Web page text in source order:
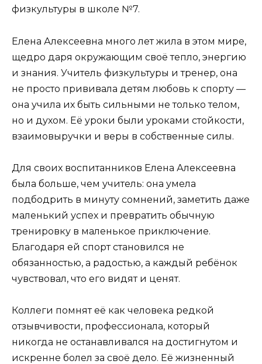
физкультуры в школе №7.
Елена Алексеевна много лет жила в этом мире,
щедро даря окружающим своё тепло, энергию
и знания. Учитель физкультуры и тренер, она
не просто прививала детям любовь к спорту —
она учила их быть сильными не только телом,
но и духом. Её уроки были уроками стойкости,
взаимовыручки и веры в собственные силы.
Для своих воспитанников Елена Алексеевна
была больше, чем учитель: она умела
подбодрить в минуту сомнений, заметить даже
маленький успех и превратить обычную
тренировку в маленькое приключение.
Благодаря ей спорт становился не
обязанностью, а радостью, а каждый ребёнок
чувствовал, что его видят и ценят.
Коллеги помнят её как человека редкой
отзывчивости, профессионала, который
никогда не останавливался на достигнутом и
искренне болел за своё дело. Её жизненный